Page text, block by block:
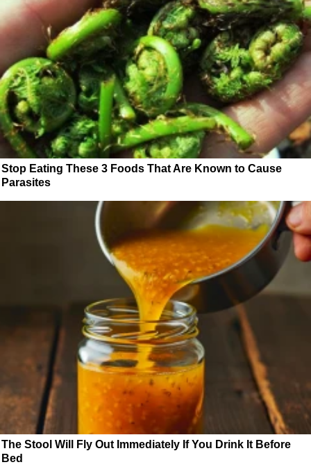
Stop Eating These 3 Foods That Are Known to Cause
Parasites
The Stool Will Fly Out Immediately If You Drink It Before
Bed